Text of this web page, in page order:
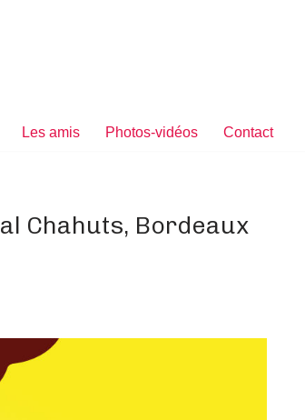
Les amis Photos-vidéos Contact
Chahuts, Bordeaux